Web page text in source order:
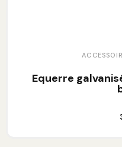
Equerre